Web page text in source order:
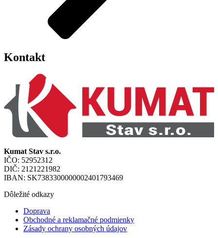
Kontakt
Kumat Stav s.r.o.
IČO: 52952312
DIČ: 2121221982
IBAN: SK7383300000002401793469
Dôležité odkazy
Doprava
Obchodné a reklamačné podmienky
Zásady ochrany osobných údajov